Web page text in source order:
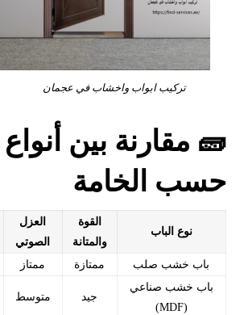
تركيب ابواب واخشاب في عجمان
🧱 مقارنة بين أنواع
حسب الخامة
نوع الباب
القوة
والمتانة
العزل
الصوتي
باب خشب صلب ممتازة ممتاز
باب خشب صناعي
(MDF)
جيد متوسط